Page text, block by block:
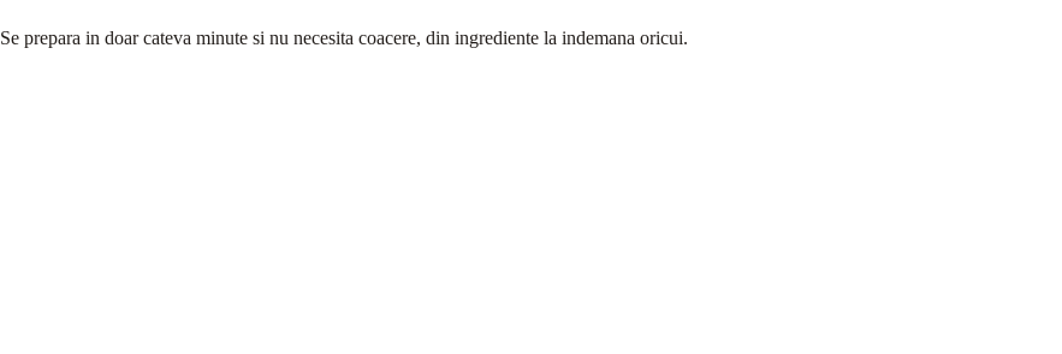
Se prepara in doar cateva minute si nu necesita coacere, din ingrediente la indemana oricui.